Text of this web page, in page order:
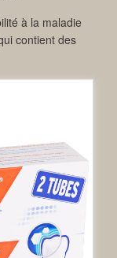
à la maladie
contient des